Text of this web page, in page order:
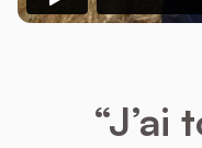
“J’ai